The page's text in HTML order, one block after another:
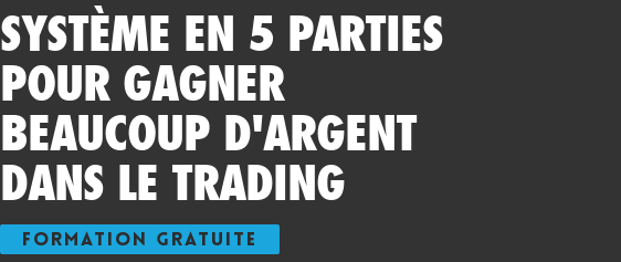
SYSTÈME EN 5 PARTIES
POUR GAGNER
BEAUCOUP D'ARGENT
DANS LE TRADING
FORMATION GRATUITE